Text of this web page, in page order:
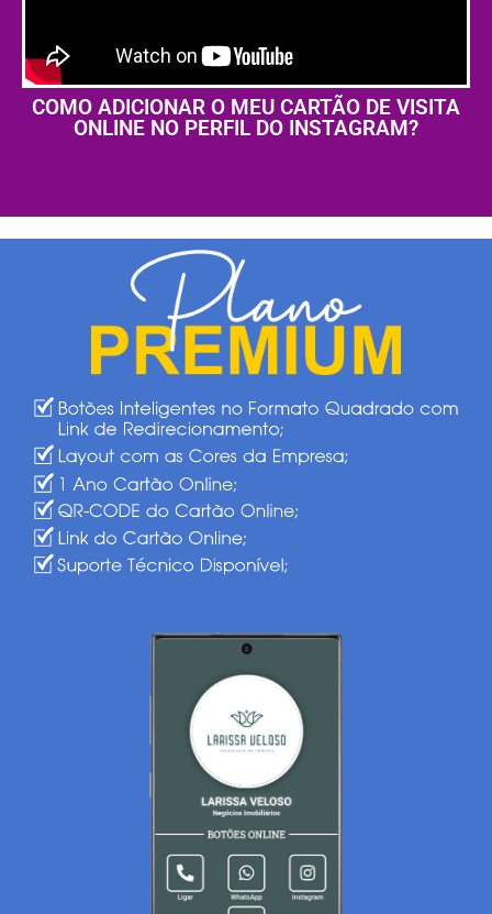
COMO ADICIONAR O MEU CARTÃO DE VISITA
ONLINE NO PERFIL DO INSTAGRAM?